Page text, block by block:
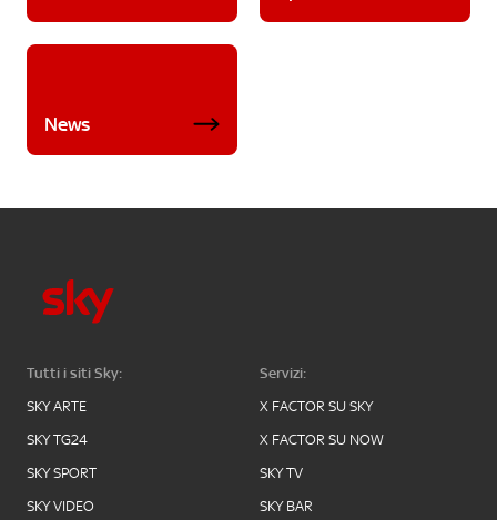
News
Tutti i siti Sky:
SKY ARTE
SKY TG24
SKY SPORT
SKY VIDEO
Servizi:
X FACTOR SU SKY
X FACTOR SU NOW
SKY TV
SKY BAR